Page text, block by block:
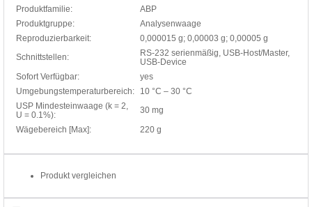
Produktfamilie:
ABP
Produktgruppe:
Analysenwaage
Reproduzierbarkeit:
0,000015 g; 0,00003 g; 0,00005 g
Schnittstellen:
RS-232 serienmäßig, USB-Host/Master,
USB-Device
Sofort Verfügbar:
yes
Umgebungstemperaturbereich:
10 °C – 30 °C
USP Mindesteinwaage (k = 2,
U = 0.1%):
30 mg
Wägebereich [Max]:
220 g
Produkt vergleichen